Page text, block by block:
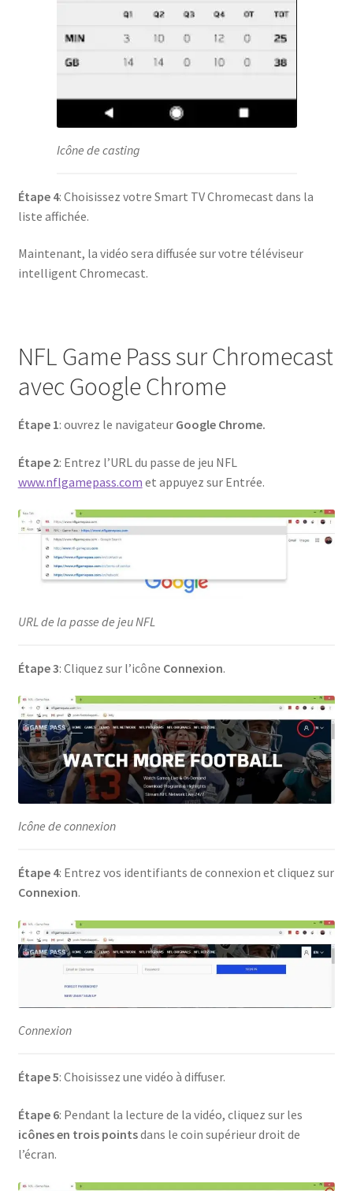
Icône de casting
Étape 4: Choisissez votre Smart TV Chromecast dans la
liste affichée.
Maintenant, la vidéo sera diffusée sur votre téléviseur
intelligent Chromecast.
NFL Game Pass sur Chromecast
avec Google Chrome
Étape 1: ouvrez le navigateur Google Chrome.
Étape 2: Entrez l’URL du passe de jeu NFL
www.nflgamepass.com et appuyez sur Entrée.
URL de la passe de jeu NFL
Étape 3: Cliquez sur l’icône Connexion.
Icône de connexion
Étape 4: Entrez vos identifiants de connexion et cliquez sur
Connexion.
Connexion
Étape 5: Choisissez une vidéo à diffuser.
Étape 6: Pendant la lecture de la vidéo, cliquez sur les
icônes en trois pointsdans le coin supérieur droit de
l’écran.